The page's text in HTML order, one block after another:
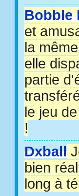
Bobble
et
la
elle
partie
le jeu
!
Dxball
bien
long à